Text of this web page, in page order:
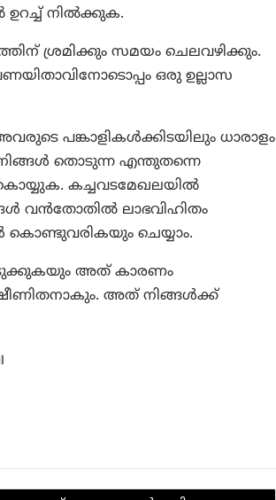
ഉറച്ച്‌ നിൽക്കുക.
ശ്രമിക്കും സമയം ചെലവഴിക്കും.
ഒരു ഉല്ലാസ
പങ്കാളികൾക്കിടയിലും ധാരാളം
തൊടുന്ന എന്തുതന്നെ
കച്ചവടമേഖലയിൽ
വൻതോതിൽ ലാഭവിഹിതം
ചെയ്യാം.
അത്‌ കാരണം
അത്‌ നിങ്ങൾക്ക്‌